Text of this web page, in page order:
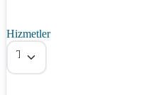
Hizmetler
Tümü